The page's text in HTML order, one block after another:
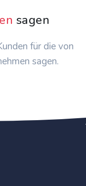
sagen
für die von
sagen.